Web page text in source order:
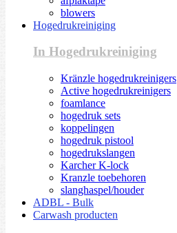
blowers
Hogedrukreiniging
In Hogedrukreiniging
Kränzle hogedrukreinigers
Active hogedrukreinigers
foamlance
hogedruk sets
koppelingen
hogedruk pistool
hogedrukslangen
Karcher K-lock
Kranzle toebehoren
slanghaspel/houder
ADBL - Bulk
Carwash producten